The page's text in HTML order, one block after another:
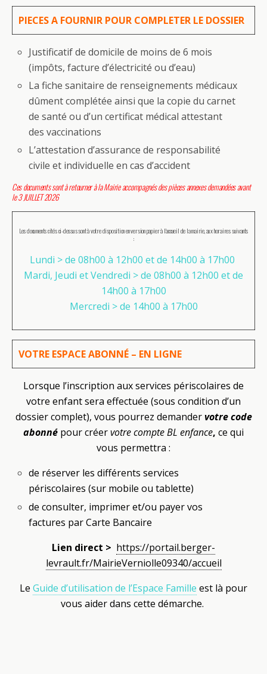
PIECES A FOURNIR POUR COMPLETER LE DOSSIER
Justificatif de domicile de moins de 6 mois
(impôts, facture d’électricité ou d’eau)
La fiche sanitaire de renseignements médicaux
dûment complétée ainsi que la copie du carnet
de santé ou d’un certificat médical attestant
des vaccinations
L’attestation d’assurance de responsabilité
civile et individuelle en cas d’accident
Ces documents sontà retourner à la Mairie accompagnés des pièces annexes demandées avant
le 3 JUILLET 2026
Les documents cités ci-dessus sont à votre disposition en version papier à l’accueil de la mairie, aux horaires suivants
:
Lundi > de 08h00 à 12h00 et de 14h00 à 17h00
Mardi, Jeudi et Vendredi > de 08h00 à 12h00 et de
14h00 à 17h00
Mercredi > de 14h00 à 17h00
VOTRE ESPACE ABONNÉ – EN LIGNE
Lorsque l’inscription aux services périscolaires de
votre enfant sera effectuée (sous condition d’un
dossier complet), vous pourrez demandervotre code
abonné pour créervotre compte BL enfance, ce qui
vous permettra :
de réserver les différents services
périscolaires (sur mobile ou tablette)
de consulter, imprimer et/ou payer vos
factures par Carte Bancaire
Lien direct > https://portail.berger-
levrault.fr/MairieVerniolle09340/accueil
Le Guide d’utilisation de l’Espace Famille est là pour
vous aider dans cette démarche.